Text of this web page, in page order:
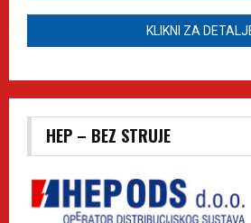
KLIKNI ZA
HEP – BEZ STRUJE